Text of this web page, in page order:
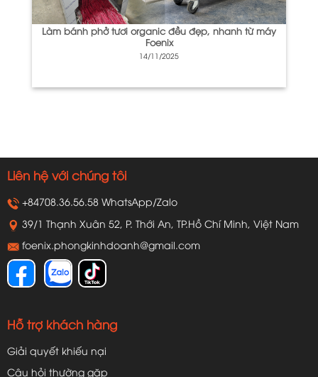
Làm bánh phở tươi organic đều đẹp, nhanh từ máy
Foenix
14/11/2025
Liên hệ với chúng tôi
+84708.36.56.58 WhatsApp/Zalo
39/1 Thạnh Xuân 52, P. Thới An, TP.Hồ Chí Minh, Việt Nam
foenix.phongkinhdoanh@gmail.com
Hỗ trợ khách hàng
Giải quyết khiếu nại
Câu hỏi thường gặp